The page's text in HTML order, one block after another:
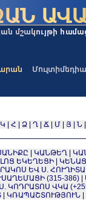
Մուլտիմեդիա
Կ Հ Ձ Ղ Ճ Մ Յ Ն
ԿԱՆԹԵՂ|
ԵԿԵՂԵՑԻ
ԵՎ Ս. ՀՈՒՂԻՏԱ
(315-386)|
Ս. ԿՈԴՐԱՏՈՍ ՎԿԱ
ԿՌԱՊԱՇՏՈՒԹՅՈՒՆ